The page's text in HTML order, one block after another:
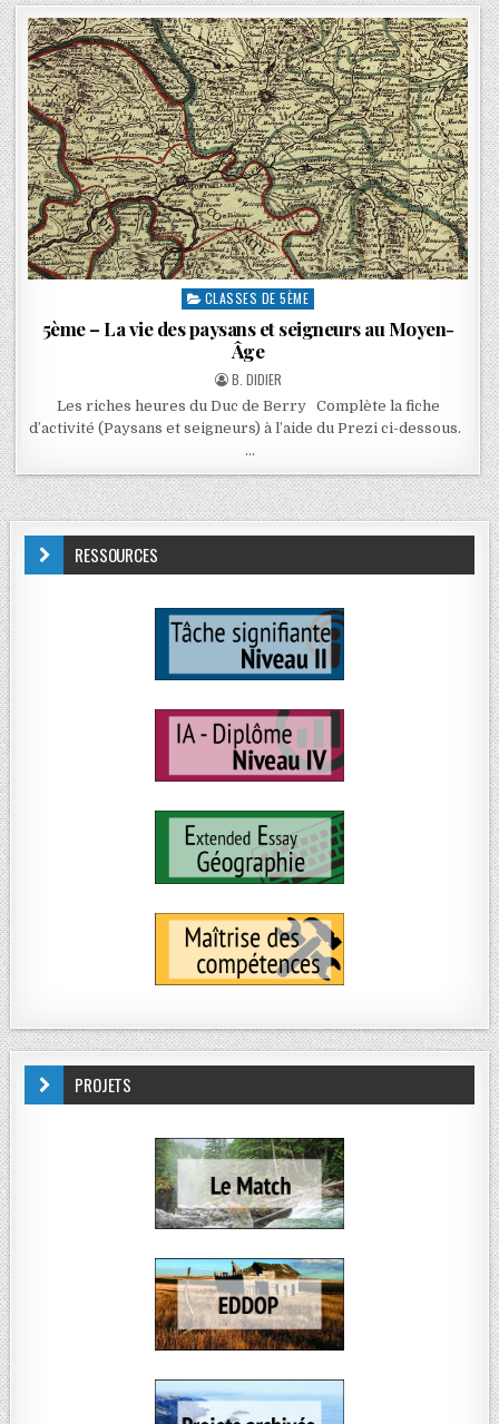
CLASSES DE 5ÈME
5ème – La vie des paysans et seigneurs au Moyen-
Âge
B. DIDIER
Les riches heures du Duc de Berry Complète la fiche
d’activité (Paysans et seigneurs) à l’aide du Prezi ci-dessous.
…
RESSOURCES
PROJETS